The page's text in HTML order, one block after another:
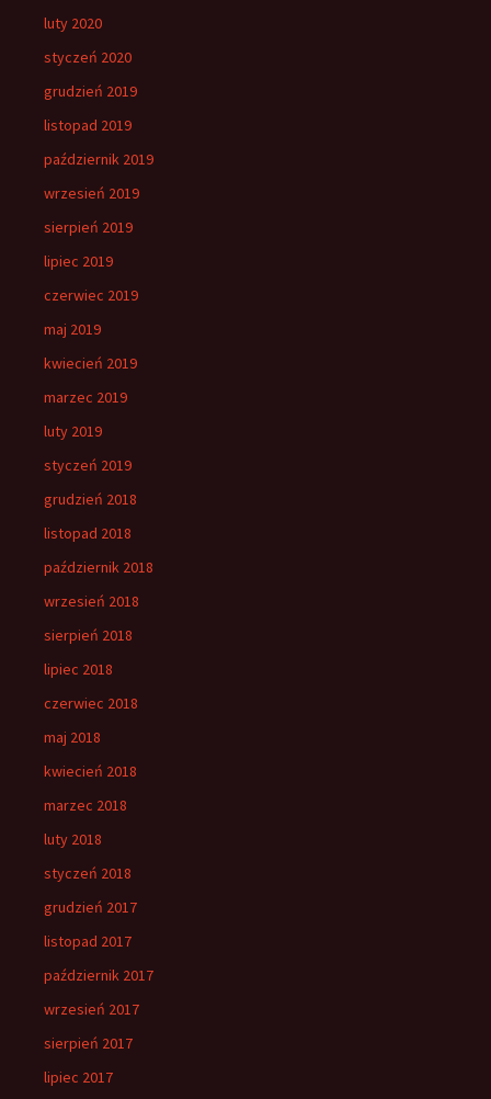
luty 2020
styczeń 2020
grudzień 2019
listopad 2019
październik 2019
wrzesień 2019
sierpień 2019
lipiec 2019
czerwiec 2019
maj 2019
kwiecień 2019
marzec 2019
luty 2019
styczeń 2019
grudzień 2018
listopad 2018
październik 2018
wrzesień 2018
sierpień 2018
lipiec 2018
czerwiec 2018
maj 2018
kwiecień 2018
marzec 2018
luty 2018
styczeń 2018
grudzień 2017
listopad 2017
październik 2017
wrzesień 2017
sierpień 2017
lipiec 2017